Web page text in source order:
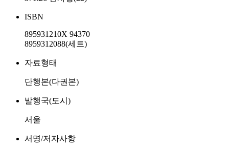
ISBN
895931210X 94370
8959312088(세트)
자료형태
단행본(다권본)
발행국(도시)
서울
서명/저자사항